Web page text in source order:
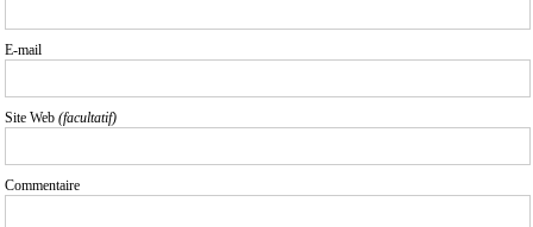
E-mail
Site Web (facultatif)
Commentaire